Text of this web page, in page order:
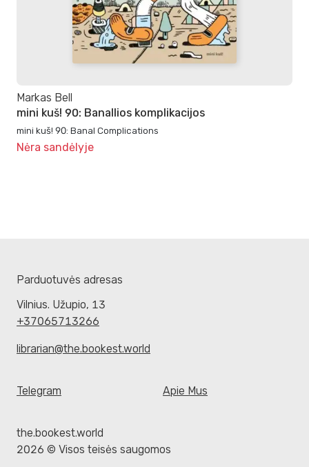
Markas Bell
mini kuš! 90: Banallios komplikacijos
mini kuš! 90: Banal Complications
Nėra sandėlyje
Parduotuvės adresas
Vilnius. Užupio, 13
+37065713266
librarian@the.bookest.world
Telegram Apie Mus
the.bookest.world
2026 © Visos teisės saugomos